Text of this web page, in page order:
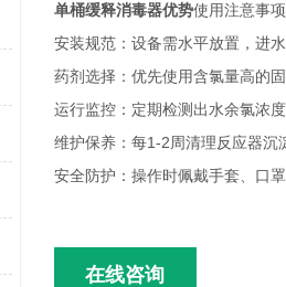
单桶缓释消毒器优势使用注意事项
安装规范：设备需水平放置，进
药剂选择：优先使用含氯量高的
运行监控：定期检测出水余氯浓
维护保养：每1-2周清理反应器沉
安全防护：操作时佩戴手套、口
在线咨询